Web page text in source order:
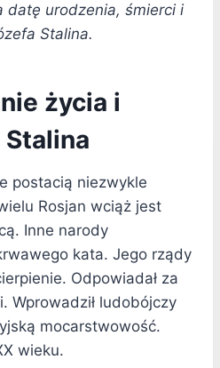
datę urodzenia, śmierci i
Stalina.
życia i
postacią niezwykle
Rosjan wciąż jest
Inne narody
kata. Jego rządy
Odpowiadał za
Wprowadził ludobójczy
mocarstwowość.
wieku.